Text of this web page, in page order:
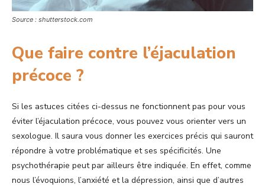
Source : shutterstock.com
Que faire contre l’éjaculation
précoce ?
Si les astuces citées ci-dessus ne fonctionnent pas pour vous
éviter l’éjaculation précoce, vous pouvez vous orienter vers un
sexologue. Il saura vous donner les exercices précis qui sauront
répondre à votre problématique et ses spécificités. Une
psychothérapie peut par ailleurs être indiquée. En effet, comme
nous l’évoquions, l’anxiété et la dépression, ainsi que d’autres